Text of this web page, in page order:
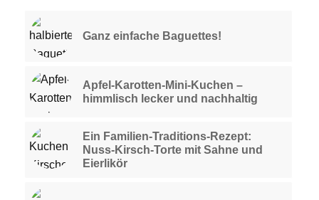
Ganz einfache Baguettes!
Apfel-Karotten-Mini-Kuchen –
himmlisch lecker und nachhaltig
Ein Familien-Traditions-Rezept:
Nuss-Kirsch-Torte mit Sahne und
Eierlikör